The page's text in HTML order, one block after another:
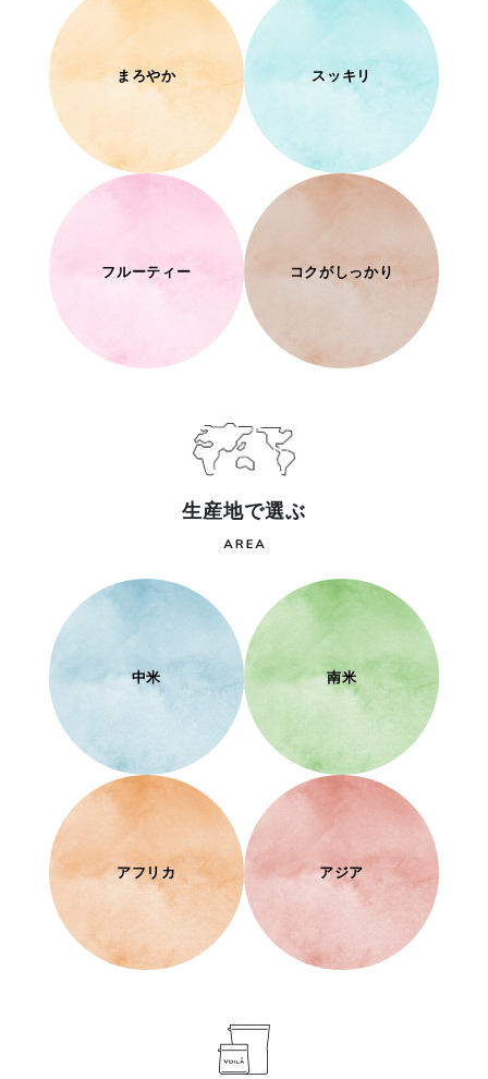
まろやか スッキリ
フルーティー コクがしっかり
生産地で選ぶ
中米 南米
アフリカ アジア